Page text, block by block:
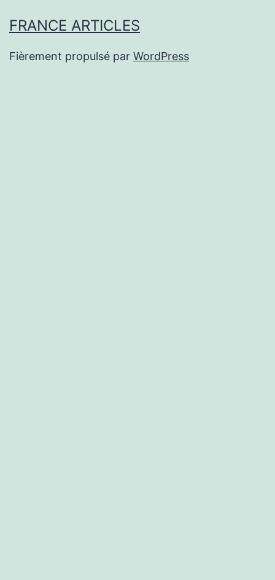
FRANCE ARTICLES
Fièrement propulsé par WordPress